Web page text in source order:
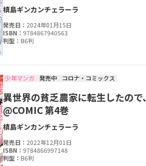
槙島ギンカンチェラーラ
発売日： 2024年01月15日
ISBN： 9784867940563
判型： B6判
少年マンガ 発売中 コロナ・コミックス
異世界の貧乏農家に転生したの
@COMIC 第4巻
槙島ギンカンチェラーラ
発売日： 2022年12月01日
ISBN： 9784866997148
判型： B6判